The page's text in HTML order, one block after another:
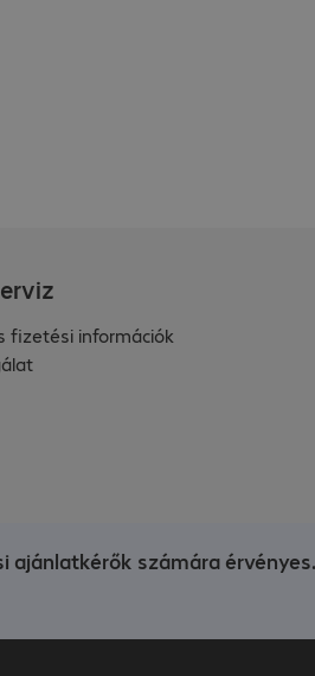
fizetési információk
ajánlatkérők számára érvényes.